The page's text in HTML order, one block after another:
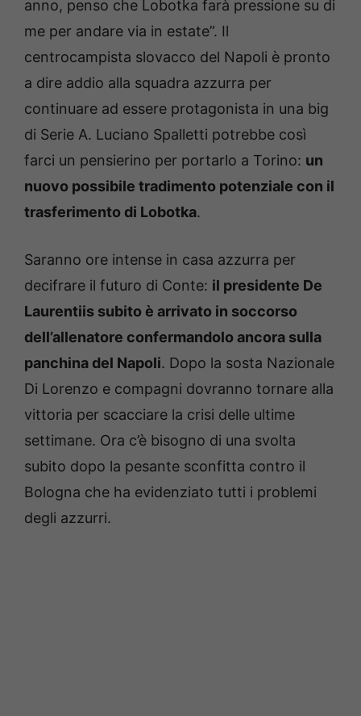
anno, penso che Lobotka farà pressione su di
me per andare via in estate”. Il
centrocampista slovacco del Napoli è pronto
a dire addio alla squadra azzurra per
continuare ad essere protagonista in una big
di Serie A. Luciano Spalletti potrebbe così
farci un pensierino per portarlo a Torino: un
nuovo possibile tradimento potenziale con il
trasferimento di Lobotka.
Saranno ore intense in casa azzurra per
decifrare il futuro di Conte: il presidente De
Laurentiis subito è arrivato in soccorso
dell’allenatore confermandolo ancora sulla
panchina del Napoli. Dopo la sosta Nazionale
Di Lorenzo e compagni dovranno tornare alla
vittoria per scacciare la crisi delle ultime
settimane. Ora c’è bisogno di una svolta
subito dopo la pesante sconfitta contro il
Bologna che ha evidenziato tutti i problemi
degli azzurri.